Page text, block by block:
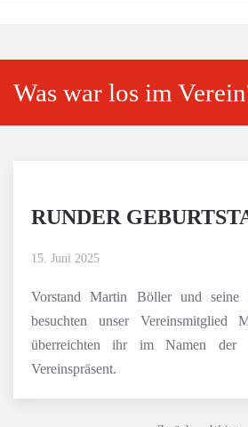
Was war los im
RUNDER
15. Juni 2025
Vorstand Martin Böller und seine
besuchten unser Vereinsmitglied
überreichten ihr im Namen der
Vereinspräsent.